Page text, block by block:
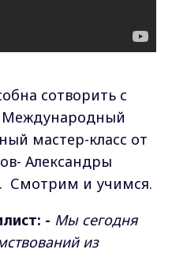
сотворить с
Международный
мастер-класс от
Александры
Смотрим и учимся.
- Мы сегодня
из